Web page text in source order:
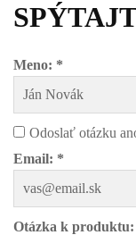
Meno: *
Odoslať otázku
Email: *
Otázka k